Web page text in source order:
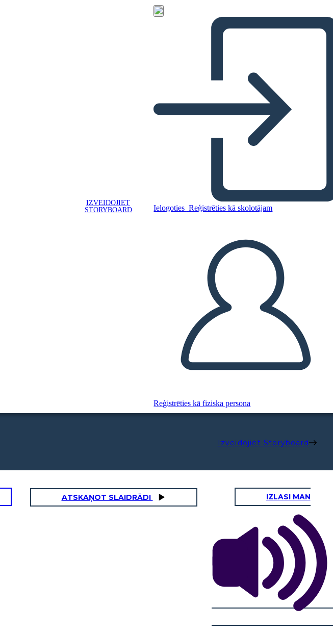
IZVEIDOJIET
STORYBOARD
Ielogoties Reģistrēties kā skolotājam
Reģistrēties kā fiziska persona
Izveidojiet Storyboard
ATSKAŅOT SLAIDRĀDI IZLASI MAN